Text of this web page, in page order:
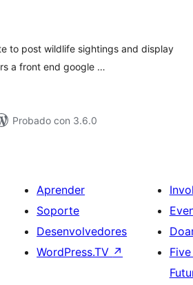
to post wildlife sightings and display
a front end google …
Probado con 3.6.0
Aprender
Soporte
Desenvolvedores
WordPress.TV ↗